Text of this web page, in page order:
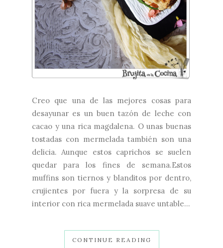
Creo que una de las mejores cosas para
desayunar es un buen tazón de leche con
cacao y una rica magdalena. O unas buenas
tostadas con mermelada también son una
delicia. Aunque estos caprichos se suelen
quedar para los fines de semana.Estos
muffins son tiernos y blanditos por dentro,
crujientes por fuera y la sorpresa de su
interior con rica mermelada suave untable...
CONTINUE READING